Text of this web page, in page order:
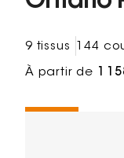
9 tissus 144
À partir de 1